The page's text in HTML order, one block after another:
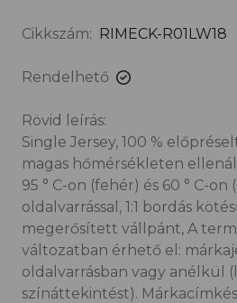
Cikkszám: RIMECK-R01LW18
Rendelhető
Rövid leírás:
Single Jersey, 100 %
magas hőmérsékleten
95 ° C-on (fehér) és 60 ° C-on
oldalvarrással, 1:1 bordás
megerősített vállpánt, A
változatban érhető el:
oldalvarrásban vagy anélkül
színáttekintést).